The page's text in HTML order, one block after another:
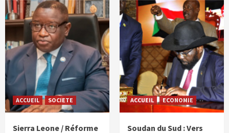
ACCUEIL SOCIETE
Sierra Leone / Réforme
ACCUEIL ECONOMIE
Soudan du Sud : Vers